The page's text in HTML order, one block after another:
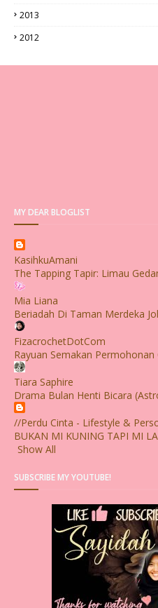
2013
2012
MY DEAR BLOGLIST
KasihkuAmani
The Tapping Tapir: Limau
Mia Liana
Beriadah Di Taman Merdeka
FizacrochetDotCom
Rayuan Semakan Permohonan
Tiara Saphire
Drama Bulan Henti Bicara
//Perdu Cinta - Lifestyle &
BUKAN MI KUNING TAPI MI
Show All
SUBSCRIBE MY YOUTUBE!